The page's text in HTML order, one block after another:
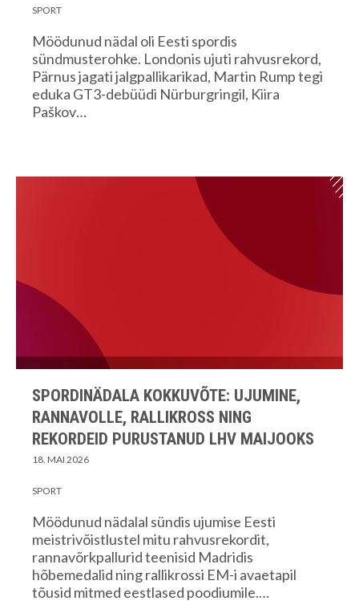
SPORT
Möödunud nädal oli Eesti spordis
sündmusterohke. Londonis ujuti rahvusrekord,
Pärnus jagati jalgpallikarikad, Martin Rump tegi
eduka GT3-debüüdi Nürburgringil, Kiira
Paškov…
SPORDINÄDALA KOKKUVÕTE: UJUMINE,
RANNAVOLLE, RALLIKROSS NING
REKORDEID PURUSTANUD LHV MAIJOOKS
18. MAI 2026
SPORT
Möödunud nädalal sündis ujumise Eesti
meistrivõistlustel mitu rahvusrekordit,
rannavõrkpallurid teenisid Madridis
hõbemedalid ning rallikrossi EM-i avaetapil
tõusid mitmed eestlased poodiumile.…